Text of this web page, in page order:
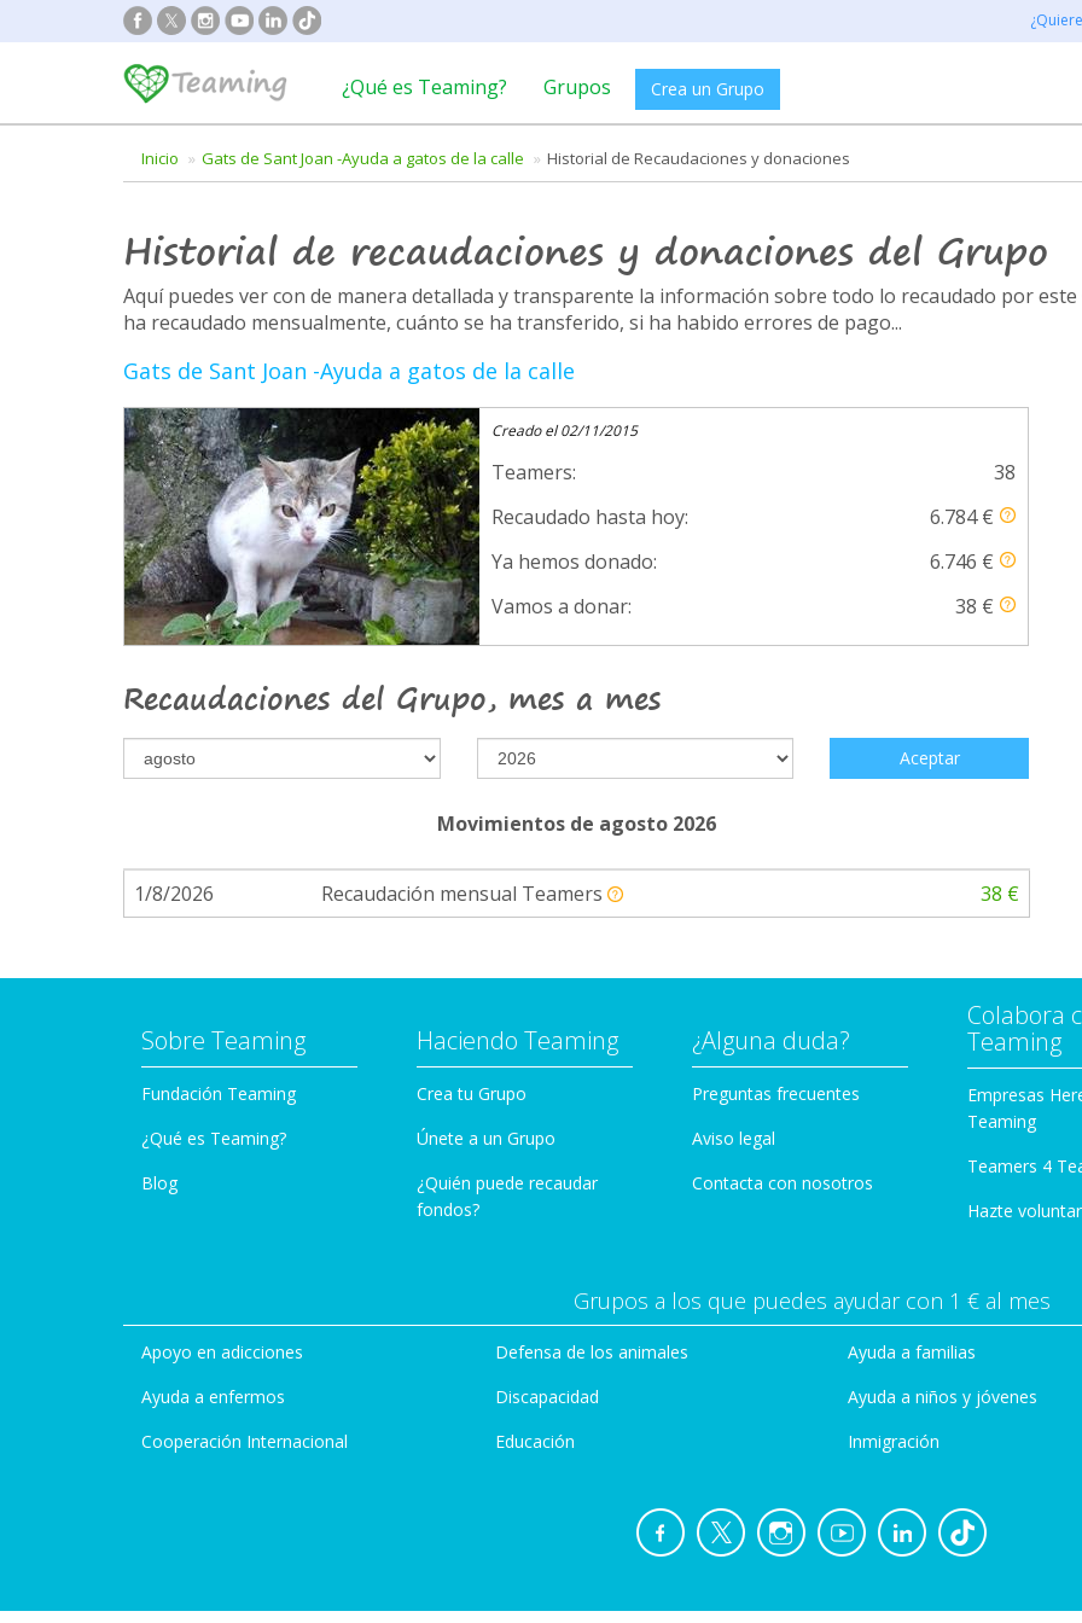
¿Qué es Teaming? Grupos Crea un Grupo
Inicio Gats de Sant Joan -Ayuda a gatos de la calle Historial de Recaudaciones y donaciones
Historial de recaudaciones y donaciones del Grupo
Aquí puedes ver con de manera detallada y transparente la información sobre todo lo recaudado por
ha recaudado mensualmente, cuánto se ha transferido, si ha habido errores de pago...
Gats de Sant Joan -Ayuda a gatos de la calle
Creado el 02/11/2015
Teamers:
38
Recaudado hasta hoy:
6.784 €
Ya hemos donado:
6.746 €
Vamos a donar:
38 €
Recaudaciones del Grupo, mes a mes
Aceptar
Movimientos de agosto 2026
1/8/2026 Recaudación mensual Teamers 38 €
Sobre Teaming
Fundación Teaming
¿Qué es Teaming?
Blog
Haciendo Teaming
Crea tu Grupo
Únete a un Grupo
¿Quién puede recaudar
fondos?
¿Alguna duda?
Preguntas frecuentes
Aviso legal
Contacta con nosotros
Colabora
Teaming
Empresas
Teaming
Teamers 4
Hazte
Grupos a los que puedes ayudar con 1 € al mes
Apoyo en adicciones
Ayuda a enfermos
Cooperación Internacional
Defensa de los animales
Discapacidad
Educación
Ayuda a familias
Ayuda a niños y jóvenes
Inmigración